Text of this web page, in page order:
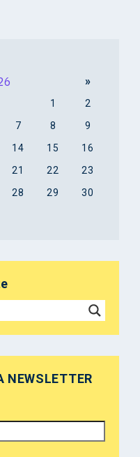
»
1
2
7 8
9
14 15
16
21 22
23
28 29
30
NEWSLETTER